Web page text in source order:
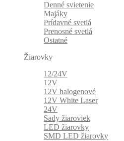
Denné svietenie
Majáky
Prídavné svetlá
Prenosné svetlá
Ostatné
Žiarovky
12/24V
12V
12V halogenové
12V White Laser
24V
Sady žiaroviek
LED žiarovky
SMD LED žiarovky